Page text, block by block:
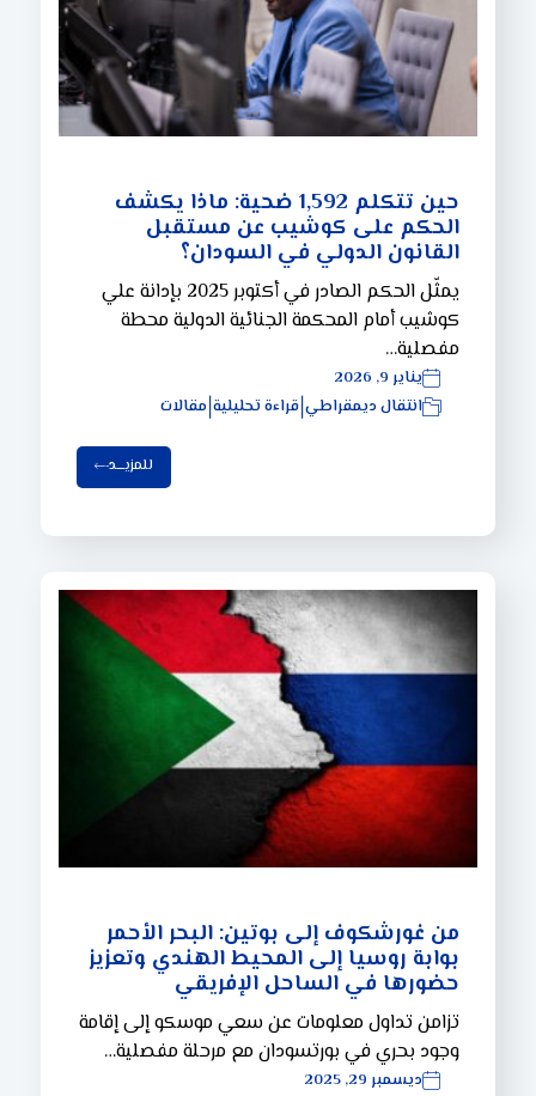
حين تتكلم 1,592 ضحية: ماذا يكشف
الحكم على كوشيب عن مستقبل
القانون الدولي في السودان؟
يمثّل الحكم الصادر في أكتوبر 2025 بإدانة علي
كوشيب أمام المحكمة الجنائية الدولية محطة
مفصلية…
يناير 9, 2026
انتقال ديمقراطي |قراءة تحليلية مقالات
للمزيـــد
من غورشكوف إلى بوتين: البحر الأحمر
بوابة روسيا إلى المحيط الهندي وتعزيز
حضورها في الساحل الإفريقي
تزامن تداول معلومات عن سعي موسكو إلى إقامة
وجود بحري في بورتسودان مع مرحلة مفصلية…
ديسمبر 29, 2025